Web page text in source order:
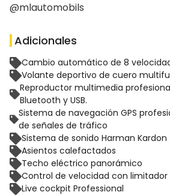
@mlautomobils
Adicionales
Cambio automático de 8
Volante deportivo de cuero
Reproductor multimedia
Bluetooth y USB.
Sistema de navegación GPS
de señales de tráfico
Sistema de sonido Harman Kardon
Asientos calefactados
Techo eléctrico panorámico
Control de velocidad con limitador
Live cockpit Professional